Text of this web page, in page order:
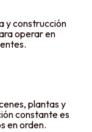
y construcción
operar en
plantas y
constante es
en orden.